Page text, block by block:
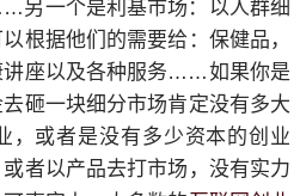
另一个是利基市场：以人群细
根据他们的需要给：保健品，
讲座以及各种服务……如果你是
砸一块细分市场肯定没有多大
，或者是没有多少资本的创业
者以产品去打市场，没有实力